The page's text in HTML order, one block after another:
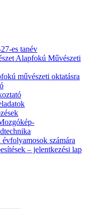
es tanév
Alapfokú Művészeti
művészeti oktatásra
számára
– jelentkezési lap